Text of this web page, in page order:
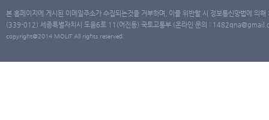
본 홈페이지에 게시된 이메일주소가 수집되는것을 거부하며, 이를 위반할 시 정보통신망법에 의
(339-012) 세종특별자치시 도움6로 11(어진동) 국토교통부 (온라인 문의 :
copyright@2014 MOLIT All rights reserved.